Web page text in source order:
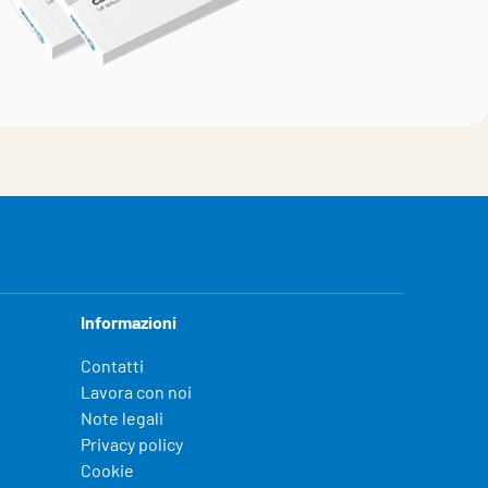
Informazioni
Contatti
Lavora con noi
Note legali
Privacy policy
Cookie